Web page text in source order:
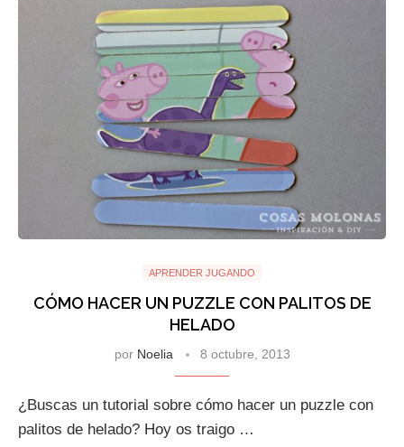
APRENDER JUGANDO
CÓMO HACER UN PUZZLE CON PALITOS DE
HELADO
por Noelia 8 octubre, 2013
¿Buscas un tutorial sobre cómo hacer un puzzle con
palitos de helado? Hoy os traigo …